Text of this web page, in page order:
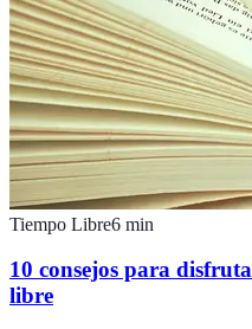
Tiempo Libre6 min
10 consejos para
libre